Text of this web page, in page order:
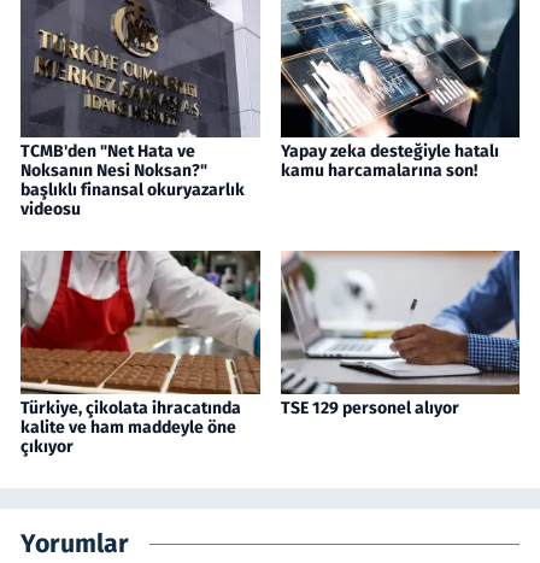
TCMB'den "Net Hata ve
Noksanın Nesi Noksan?"
başlıklı finansal okuryazarlık
videosu
Yapay zeka desteğiyle hatalı
kamu harcamalarına son!
Türkiye, çikolata ihracatında
kalite ve ham maddeyle öne
çıkıyor
TSE 129 personel alıyor
Yorumlar